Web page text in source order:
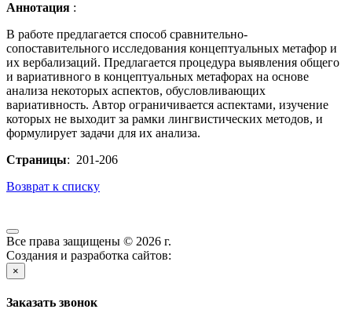
Аннотация :
В работе предлагается способ сравнительно-
сопоставительного исследования концептуальных метафор и
их вербализаций. Предлагается процедура выявления общего
и вариативного в концептуальных метафорах на основе
анализа некоторых аспектов, обусловливающих
вариативность. Автор ограничивается аспектами, изучение
которых не выходит за рамки лингвистических методов, и
формулирует задачи для их анализа.
Страницы: 201-206
Возврат к списку
Все права защищены © 2026 г.
Создания и разработка сайтов:
×
Заказать звонок